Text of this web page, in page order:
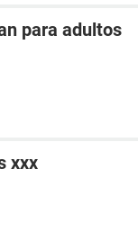
para adultos
xxx